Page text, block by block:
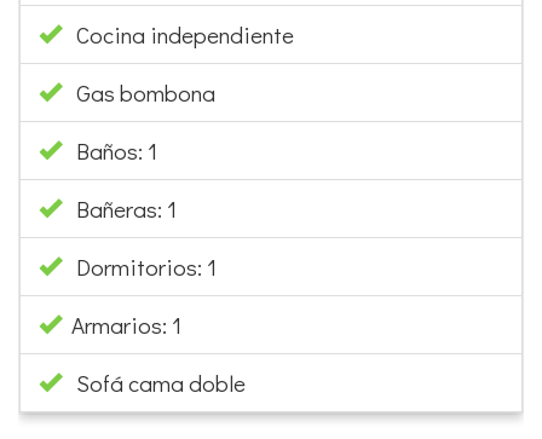
Cocina independiente
Gas bombona
Baños: 1
Bañeras: 1
Dormitorios: 1
Armarios: 1
Sofá cama doble